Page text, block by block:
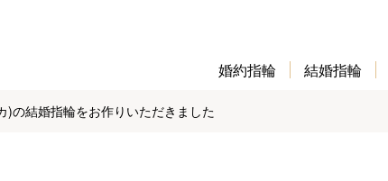
婚約指輪 結婚指輪
)の結婚指輪をお作りいただきました